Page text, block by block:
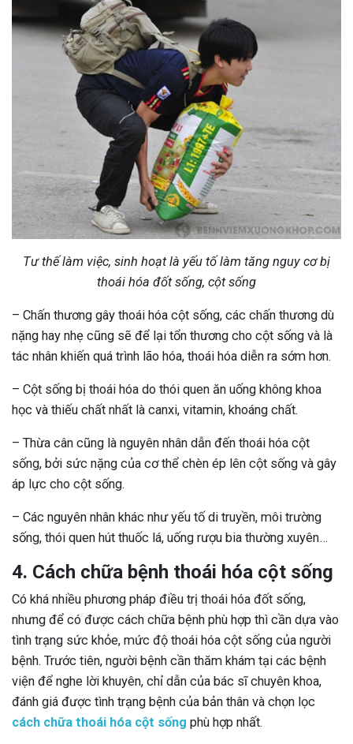
Tư thế làm việc, sinh hoạt là yếu tố làm tăng nguy cơ bị
thoái hóa đốt sống, cột sống
– Chấn thương gây thoái hóa cột sống, các chấn thương dù
nặng hay nhẹ cũng sẽ để lại tổn thương cho cột sống và là
tác nhân khiến quá trình lão hóa, thoái hóa diễn ra sớm hơn.
– Cột sống bị thoái hóa do thói quen ăn uống không khoa
học và thiếu chất nhất là canxi, vitamin, khoáng chất.
– Thừa cân cũng là nguyên nhân dẫn đến thoái hóa cột
sống, bởi sức nặng của cơ thể chèn ép lên cột sống và gây
áp lực cho cột sống.
– Các nguyên nhân khác như yếu tố di truyền, môi trường
sống, thói quen hút thuốc lá, uống rượu bia thường xuyên…
4. Cách chữa bệnh thoái hóa cột sống
Có khá nhiều phương pháp điều trị thoái hóa đốt sống,
nhưng để có được cách chữa bệnh phù hợp thì cần dựa vào
tình trạng sức khỏe, mức độ thoái hóa cột sống của người
bệnh. Trước tiên, người bệnh cần thăm khám tại các bệnh
viện để nghe lời khuyên, chỉ dẫn của bác sĩ chuyên khoa,
đánh giá được tình trạng bệnh của bản thân và chọn lọc
cách chữa thoái hóa cột sống phù hợp nhất.